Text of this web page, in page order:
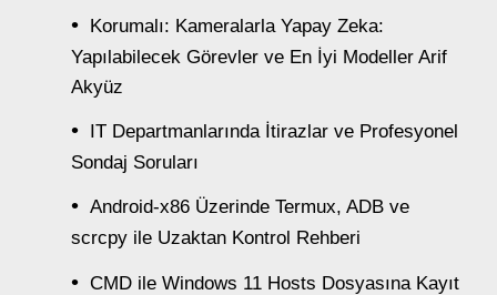
Korumalı: Kameralarla Yapay Zeka:
Yapılabilecek Görevler ve En İyi Modeller Arif
Akyüz
IT Departmanlarında İtirazlar ve Profesyonel
Sondaj Soruları
Android-x86 Üzerinde Termux, ADB ve
scrcpy ile Uzaktan Kontrol Rehberi
CMD ile Windows 11 Hosts Dosyasına Kayıt